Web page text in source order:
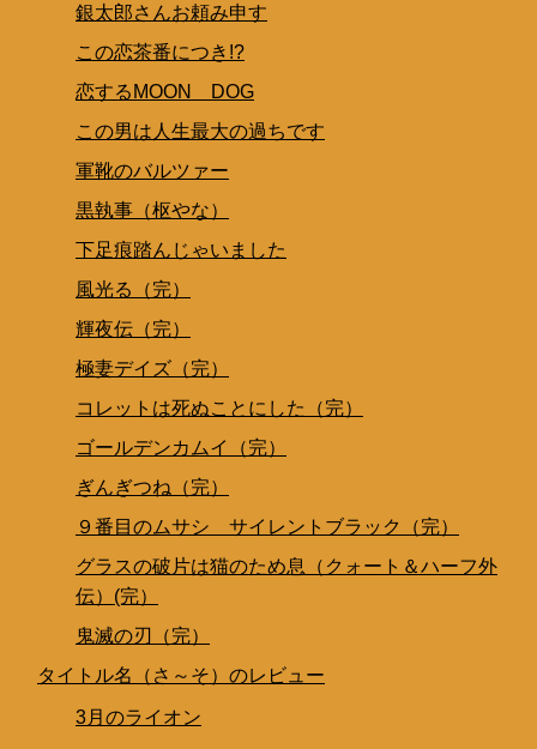
銀太郎さんお頼み申す
この恋茶番につき!?
恋するMOON DOG
この男は人生最大の過ちです
軍靴のバルツァー
黒執事（枢やな）
下足痕踏んじゃいました
風光る（完）
輝夜伝（完）
極妻デイズ（完）
コレットは死ぬことにした（完）
ゴールデンカムイ（完）
ぎんぎつね（完）
９番目のムサシ サイレントブラック（完）
グラスの破片は猫のため息（クォート＆ハーフ外
伝）(完）
鬼滅の刃（完）
タイトル名（さ～そ）のレビュー
3月のライオン